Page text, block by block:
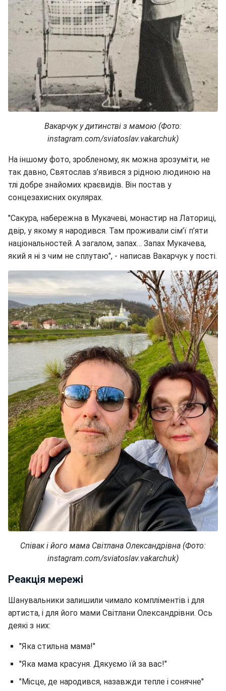
Вакарчук у дитинстві з мамою (Фото:
instagram.com/sviatoslav.vakarchuk)
На іншому фото, зробленому, як можна зрозуміти, не
так давно, Святослав з’явився з рідною людиною на
тлі добре знайомих краєвидів. Він постав у
сонцезахисних окулярах.
"Сакура, набережна в Мукачеві, монастир на Латориці,
двір, у якому я народився. Там проживали сім’ї п’яти
національностей. А загалом, запах… Запах Мукачева,
який я ні з чим не сплутаю", - написав Вакарчук у пості.
Співак і його мама Світлана Олександрівна (Фото:
instagram.com/sviatoslav.vakarchuk)
Реакція мережі
Шанувальники залишили чимало компліментів і для
артиста, і для його мами Світлани Олександрівни. Ось
деякі з них:
"Яка стильна мама!"
"Яка мама красуня. Дякуємо їй за вас!"
"Місце, де народився, назавжди тепле і сонячне"